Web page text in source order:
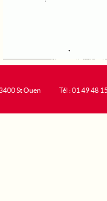
St Ouen
Tél : 01 49 48